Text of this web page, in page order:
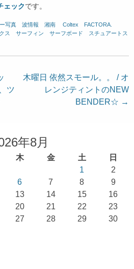
ェックです。
写真 波情報 湘南 Coltex FACTORA.
ス サーフィン サーフボード
スチュアートス
ツ
木曜日 依然スモール。。 / オ
レンジティントのNEW
BENDER☆ →
年8月
木 金 土
日
1
2
6 7 8
9
13 14 15
16
20 21 22
23
27 28 29
30